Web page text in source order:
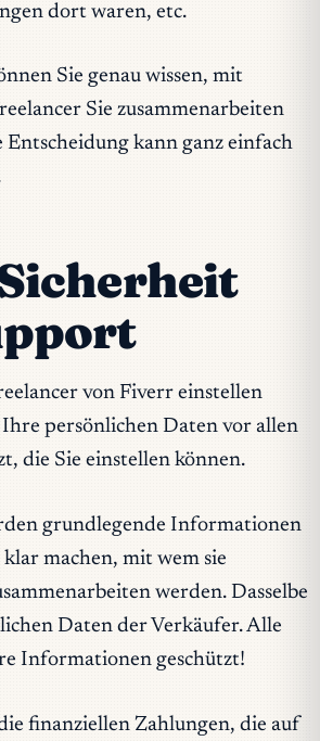
dort waren, etc.
Sie genau wissen, mit
Sie zusammenarbeiten
kann ganz einfach
von Fiverr einstellen
persönlichen Daten vor allen
die Sie einstellen können.
grundlegende Informationen
machen, mit wem sie
werden. Dasselbe
Daten der Verkäufer. Alle
Informationen geschützt!
finanziellen Zahlungen, die auf